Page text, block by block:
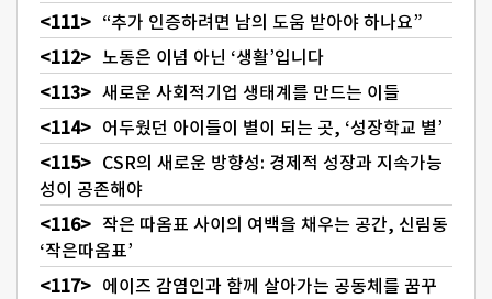
“추가 인증하려면 남의 도움 받아야 하나요”
노동은 이념 아닌 ‘생활’입니다
새로운 사회적기업 생태계를 만드는 이들
어두웠던 아이들이 별이 되는 곳, ‘성장학교 별’
CSR의 새로운 방향성: 경제적 성장과 지속가능
성이 공존해야
작은 따옴표 사이의 여백을 채우는 공간, 신림동
‘작은따옴표’
에이즈 감염인과 함께 살아가는 공동체를 꿈꾸